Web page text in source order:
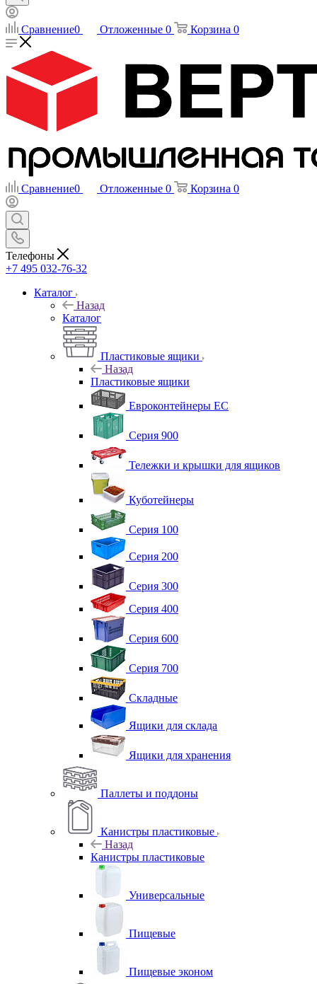
Сравнение0 Отложенные 0 Корзина 0
Сравнение0 Отложенные 0 Корзина 0
Телефоны
+7 495 032-76-32
Каталог
Назад
Каталог
Пластиковые ящики
Назад
Пластиковые ящики
Евроконтейнеры ЕС
Серия 900
Тележки и крышки для ящиков
Куботейнеры
Серия 100
Серия 200
Серия 300
Серия 400
Серия 600
Серия 700
Складные
Ящики для склада
Ящики для хранения
Паллеты и поддоны
Канистры пластиковые
Назад
Канистры пластиковые
Универсальные
Пищевые
Пищевые эконом